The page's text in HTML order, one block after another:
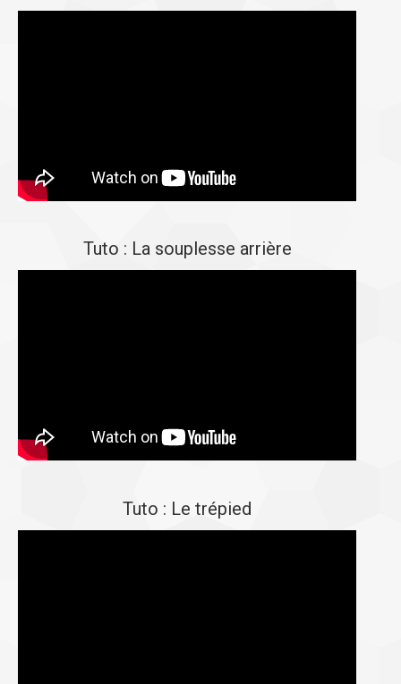
Tuto : La souplesse arrière
Tuto : Le trépied